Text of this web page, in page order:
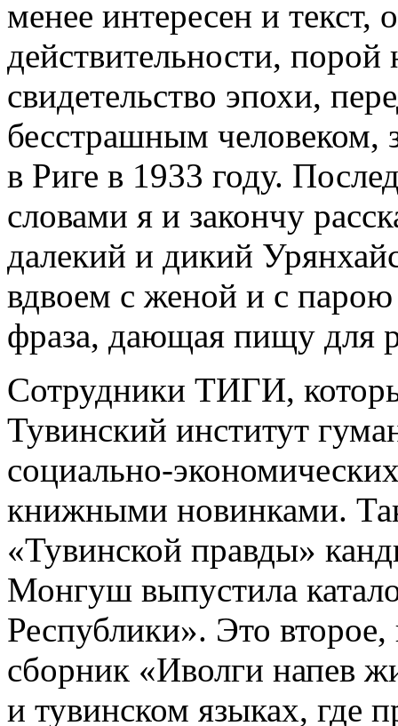
менее интересен и текст,
действительности,
свидетельство эпохи,
бесстрашным
в Риге в 1933 году.
словами я и закончу
далекий и дикий
вдвоем с женой и с
фраза, дающая пищу для
Сотрудники ТИГИ,
Тувинский институт
социально-
книжными новинками.
«Тувинской правды»
Монгуш выпустила
Республики». Это
сборник «Иволги напев
и тувинском языках, где